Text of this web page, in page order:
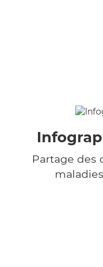
Partage des